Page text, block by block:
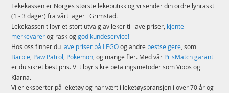
Lekekassen er Norges største lekebutikk og vi sender din ordre lynraskt
(1 - 3 dager) fra vårt lager i Grimstad.
Lekekassen tilbyr et stort utvalg av leker til lave priser, kjente
merkevarerog rask oggod kundeservice!
Hos oss finner du lave priser på LEGOog andre bestselgere, som
Barbie, Paw Patrol, Pokemon, og mange fler. Med vår PrisMatch garanti
er du sikret best pris. Vi tilbyr sikre betalingsmetoder som Vipps og
Klarna.
Vi er eksperter på leketøy og har vært i leketøysbransjen i over 70 år og